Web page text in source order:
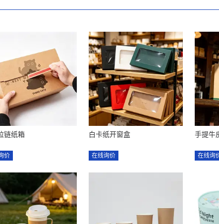
链纸箱
价
白卡纸开窗盒
在线询价
手提牛
在线询